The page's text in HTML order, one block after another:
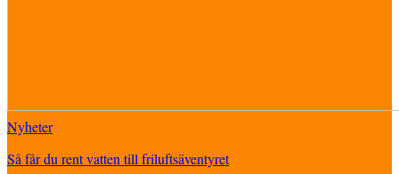
Nyheter
Så får du rent vatten till friluftsäventyret